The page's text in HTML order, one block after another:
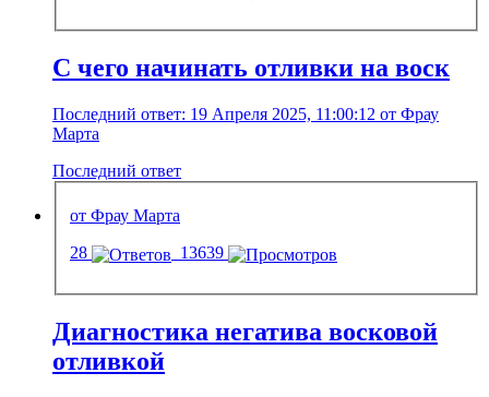
С чего начинать отливки на воск
Последний ответ: 19 Апреля 2025, 11:00:12 от Фрау
Марта
Последний ответ
от Фрау Марта
28
13639
Диагностика негатива восковой
отливкой